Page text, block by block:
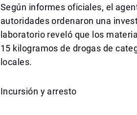
Según informes oficiales, el
autoridades ordenaron una
laboratorio reveló que los
15 kilogramos de drogas de
locales.
Incursión y arresto